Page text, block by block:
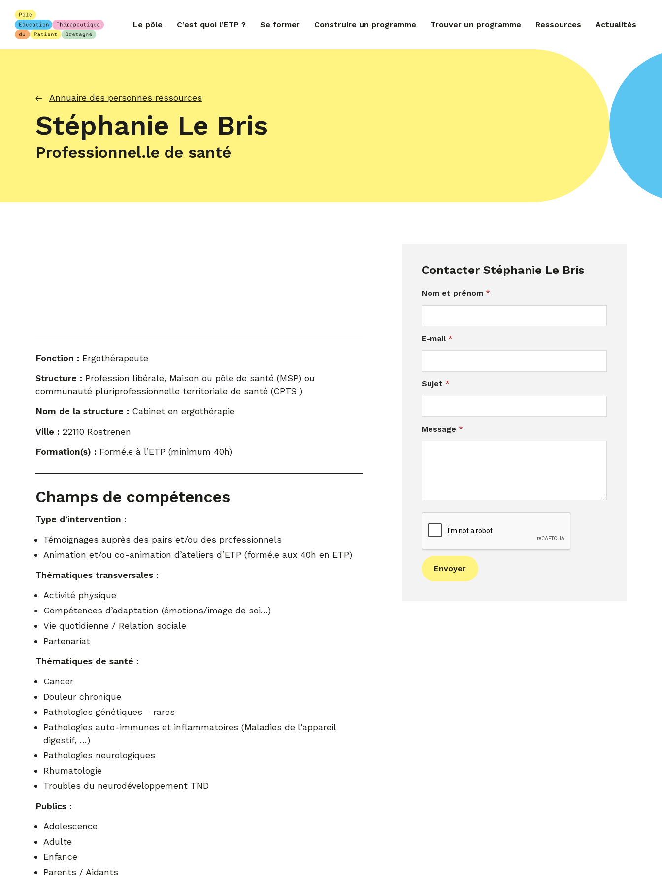
Le pôle C’est quoi l’ETP ? Se former Construire un programme Trouver un programme Ressources Actualités
Annuaire des personnes ressources
Stéphanie Le Bris
Professionnel.le de santé
Fonction : Ergothérapeute
Structure : Profession libérale, Maison ou pôle de santé (MSP) ou
communauté pluriprofessionnelle territoriale de santé (CPTS )
Nom de la structure : Cabinet en ergothérapie
Ville : 22110 Rostrenen
Formation(s) : Formé.e à l’ETP (minimum 40h)
Champs de compétences
Type d’intervention :
Témoignages auprès des pairs et/ou des professionnels
Animation et/ou co-animation d’ateliers d’ETP (formé.e aux 40h en ETP)
Thématiques transversales :
Activité physique
Compétences d’adaptation (émotions/image de soi…)
Vie quotidienne / Relation sociale
Partenariat
Thématiques de santé :
Cancer
Douleur chronique
Pathologies génétiques - rares
Pathologies auto-immunes et inflammatoires (Maladies de l’appareil
digestif, …)
Pathologies neurologiques
Rhumatologie
Troubles du neurodéveloppement TND
Publics :
Adolescence
Adulte
Enfance
Parents / Aidants
Contacter Stéphanie Le Bris
r
u
r
E
-
a
l
Nom et prénom *
E-mail *
Sujet *
Message *
Envoyer